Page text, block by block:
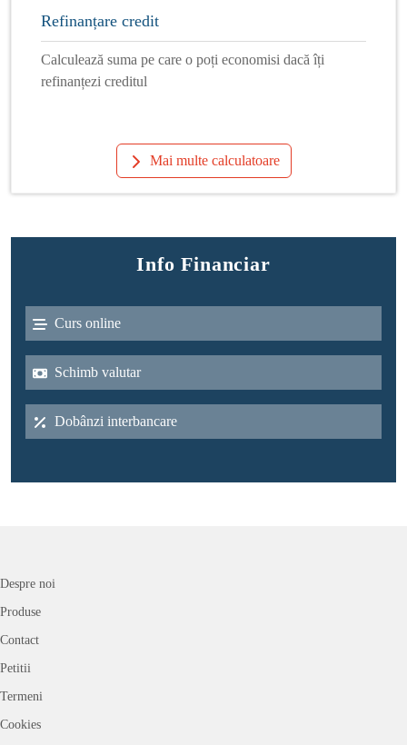
Refinanțare credit
Calculează suma pe care o poți economisi dacă îți
refinanțezi creditul
Mai multe calculatoare
Info Financiar
Curs online
Schimb valutar
Dobânzi interbancare
Despre noi
Produse
Contact
Petitii
Termeni
Cookies